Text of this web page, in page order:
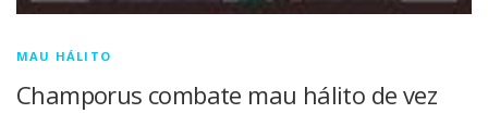
MAU HÁLITO
Champorus combate mau hálito de vez